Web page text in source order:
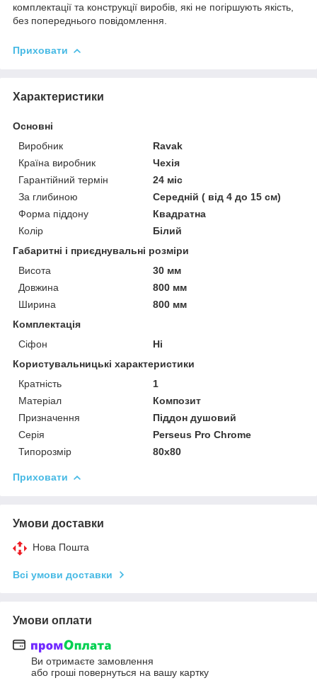
комплектації та конструкції виробів, які не погіршують якість,
без попереднього повідомлення.
Приховати
Характеристики
Основні
Виробник
Ravak
Країна виробник
Чехія
Гарантійний термін
24 міс
За глибиною
Середній ( від 4 до 15 см)
Форма піддону
Квадратна
Колір
Білий
Габаритні і приєднувальні розміри
Висота
30 мм
Довжина
800 мм
Ширина
800 мм
Комплектація
Сіфон
Ні
Користувальницькі характеристики
Кратність
1
Матеріал
Композит
Призначення
Піддон душовий
Серія
Perseus Pro Chrome
Типорозмір
80x80
Приховати
Умови доставки
Нова Пошта
Всі умови доставки
Умови оплати
Ви отримаєте замовлення
або гроші повернуться на вашу картку